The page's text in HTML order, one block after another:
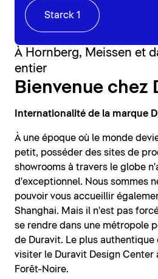
Starck 1
À Hornberg, Meissen et
entier
Bienvenue chez
Internationalité de la marque
À une époque où le monde
petit, posséder des sites de
showrooms à travers le globe
d'exceptionnel. Nous sommes
pouvoir vous accueillir
Shanghai. Mais il n'est pas
se rendre dans une métropole
de Duravit. Le plus authentique
visiter le Duravit Design Center
Forêt-Noire.